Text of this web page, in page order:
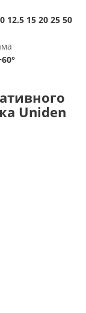
12.5 15 20 25 50
Uniden